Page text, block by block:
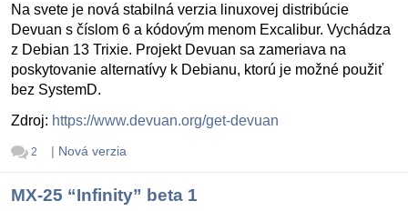
Na svete je nová stabilná verzia linuxovej distribúcie
Devuan s číslom 6 a kódovým menom Excalibur. Vychádza
z Debian 13 Trixie. Projekt Devuan sa zameriava na
poskytovanie alternatívy k Debianu, ktorú je možné použiť
bez SystemD.
Zdroj: https://www.devuan.org/get-devuan
2 | Nová verzia
MX-25 “Infinity” beta 1